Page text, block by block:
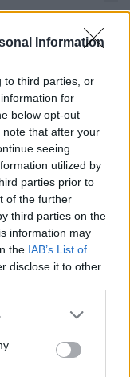
Information
to third parties, or
for
below opt-out
that after your
seeing
utilized by
parties prior to
of the further
third parties on the
information may
the IAB’s List of
disclose it to other
di